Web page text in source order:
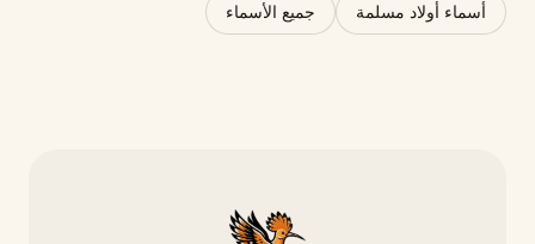
أسماء أولاد مسلمة جميع الأسماء